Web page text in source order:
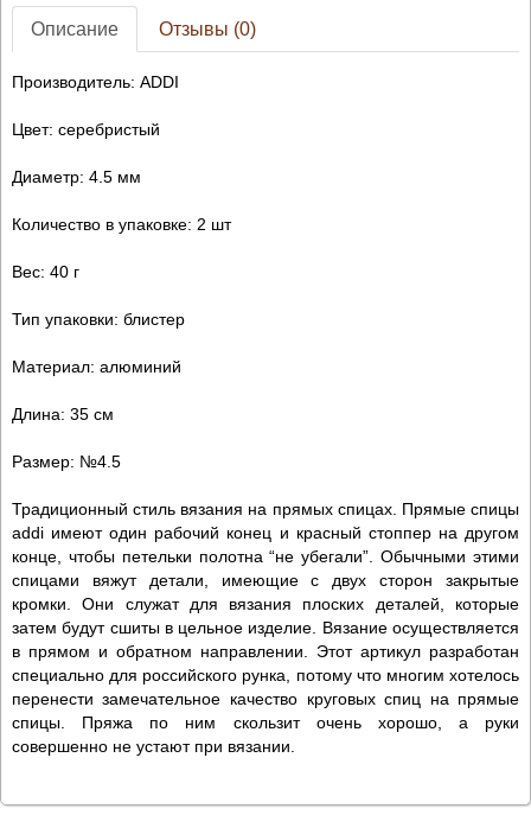
Описание Отзывы (0)
Производитель: ADDI
Цвет: серебристый
Диаметр: 4.5 мм
Количество в упаковке: 2 шт
Вес: 40 г
Тип упаковки: блистер
Материал: алюминий
Длина: 35 см
Размер: №4.5
Традиционный стиль вязания на прямых спицах. Прямые спицы
addi имеют один рабочий конец и красный стоппер на другом
конце, чтобы петельки полотна “не убегали”. Обычными этими
спицами вяжут детали, имеющие с двух сторон закрытые
кромки. Они служат для вязания плоских деталей, которые
затем будут сшиты в цельное изделие. Вязание осуществляется
в прямом и обратном направлении. Этот артикул разработан
специально для российского рунка, потому что многим хотелось
перенести замечательное качество круговых спиц на прямые
спицы. Пряжа по ним скользит очень хорошо, а руки
совершенно не устают при вязании.